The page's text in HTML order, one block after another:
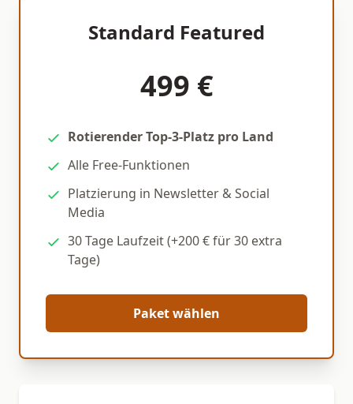
Standard Featured
499 €
Rotierender Top-3-Platz pro Land
Alle Free-Funktionen
Platzierung in Newsletter & Social
Media
30 Tage Laufzeit (+200 € für 30 extra
Tage)
Paket wählen